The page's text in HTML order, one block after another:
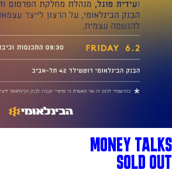
MONEY TALKS
SOLD OUT